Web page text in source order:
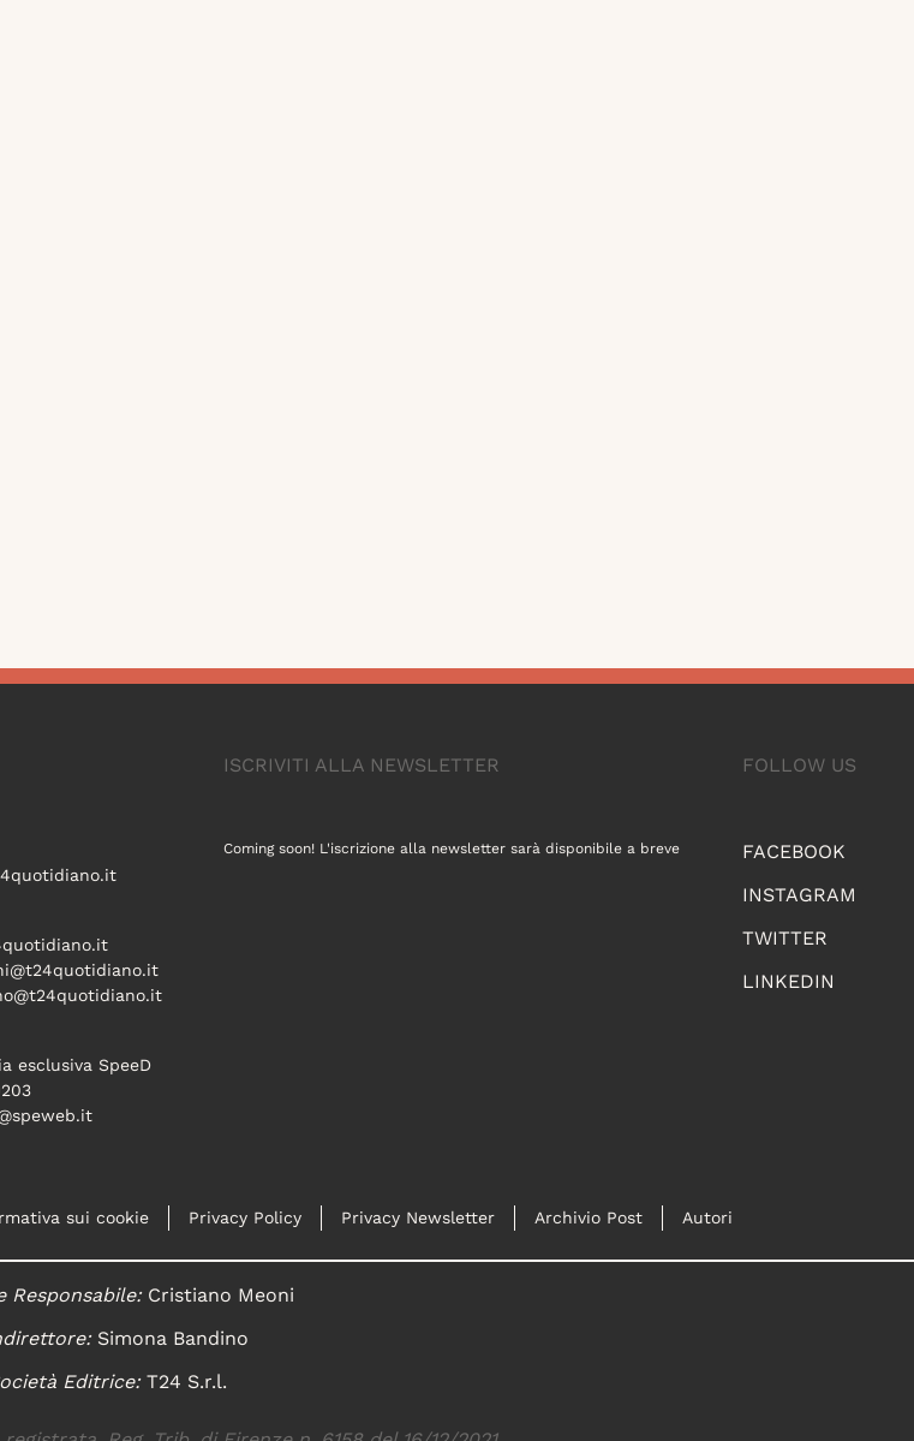
esclusiva SpeeD
FOLLOW US
FACEBOOK
INSTAGRAM
TWITTER
LINKEDIN
ISCRIVITI ALLA NEWSLETTER
Coming soon! L'iscrizione alla newsletter sarà disponibile a breve
sui cookie Privacy Policy Privacy Newsletter Archivio Post Autori
Responsabile:Cristiano Meoni
Simona Bandino
Editrice:T24 S.r.l.